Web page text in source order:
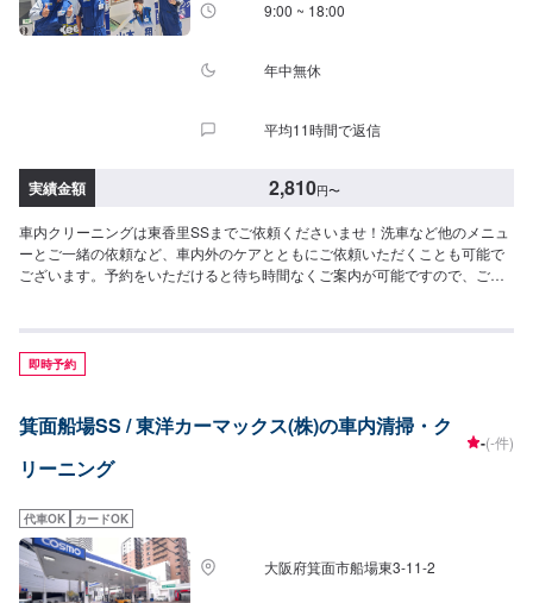
9:00 ~ 18:00
年中無休
平均11時間で返信
実績金額 2,810円〜
車内クリーニングは東香里SSまでご依頼くださいませ！洗車など他のメニュ
ーとご一緒の依頼など、車内外のケアとともにご依頼いただくことも可能で
ございます。予約をいただけると待ち時間なくご案内が可能ですので、ご予
即時予約
箕面船場SS / 東洋カーマックス(株)の車内清掃・ク
リーニング
-(-件)
代車OK カードOK
大阪府箕面市船場東3-11-2